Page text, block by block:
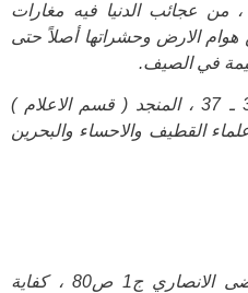
من عجائب الدنيا فيه مغارات
الارض وحشراتها أصلاً حتى
في الصيف.
راجع : مراصد الاطلاع ج1 ص36 ـ 37 ، المنجد ( قسم الاعلام )
علماء القطيف والاحساء والبحرين
(7) فرائد الاصول : للشيخ مرتضى الانصاري ج1 ص80 ، كفاية